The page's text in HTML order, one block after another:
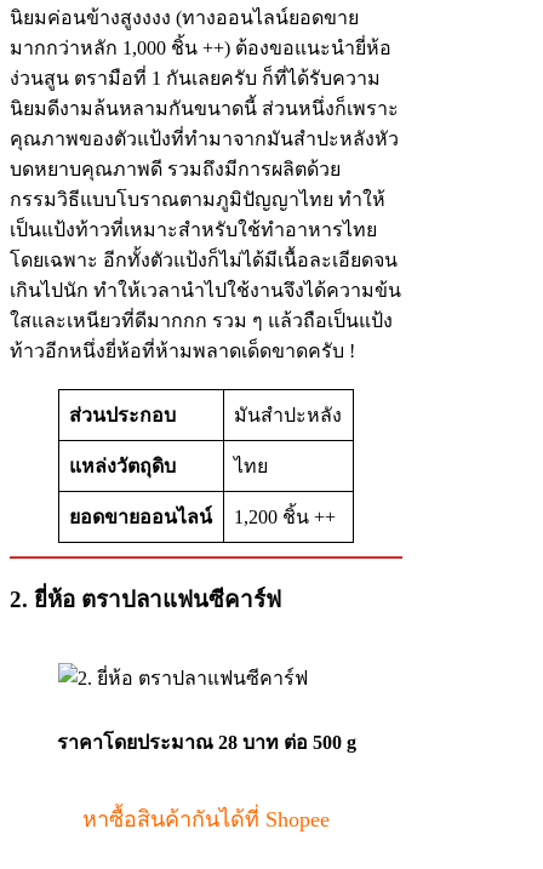
นิยมค่อนข้างสูงงงง (ทางออนไลน์ยอดขาย
มากกว่าหลัก 1,000 ชิ้น ++) ต้องขอแนะนำยี่ห้อ
ง่วนสูน ตรามือที่ 1 กันเลยครับ ก็ที่ได้รับความ
นิยมดีงามล้นหลามกันขนาดนี้ ส่วนหนึ่งก็เพราะ
คุณภาพของตัวแป้งที่ทำมาจากมันสำปะหลังหัว
บดหยาบคุณภาพดี รวมถึงมีการผลิตด้วย
กรรมวิธีแบบโบราณตามภูมิปัญญาไทย ทำให้
เป็นแป้งท้าวที่เหมาะสำหรับใช้ทำอาหารไทย
โดยเฉพาะ อีกทั้งตัวแป้งก็ไม่ได้มีเนื้อละเอียดจน
เกินไปนัก ทำให้เวลานำไปใช้งานจึงได้ความข้น
ใสและเหนียวที่ดีมากกก รวม ๆ แล้วถือเป็นแป้ง
ท้าวอีกหนึ่งยี่ห้อที่ห้ามพลาดเด็ดขาดครับ !
ส่วนประกอบ มันสำปะหลัง
แหล่งวัตถุดิบ ไทย
ยอดขายออนไลน์ 1,200 ชิ้น ++
2. ยี่ห้อ ตราปลาแฟนซีคาร์ฟ
ราคาโดยประมาณ 28 บาท ต่อ 500 g
หาซื้อสินค้ากันได้ที่ Shopee